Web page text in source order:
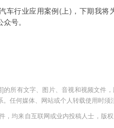
行业应用案例(上)，下期我将
号。
的所有文字、图片、音视和视频文件
。任何媒体、网站或个人转载使用时
，均来自互联网或业内投稿人士，版